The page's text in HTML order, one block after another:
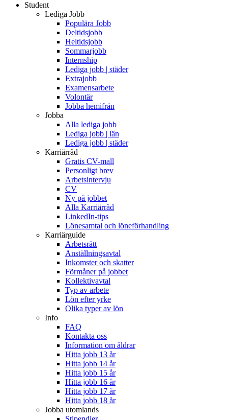
Student
Lediga Jobb
Populära Jobb
Deltidsjobb
Heltidsjobb
Sommarjobb
Internship
Lediga jobb | städer
Extrajobb
Examensarbete
Volontär
Jobba hemifrån
Jobba
Alla lediga jobb
Lediga jobb | län
Lediga jobb | städer
Karriärråd
Gratis CV-mall
Personligt brev
Arbetsintervju
CV
Ny på jobbet
Alla Karriärråd
LinkedIn-tips
Lönesamtal och löneförhandling
Karriärguide
Arbetsrätt
Anställningsavtal
Inkomster och skatter
Förmåner på jobbet
Kollektivavtal
Typ av arbete
Lön efter yrke
Olika typer av lön
Info
FAQ
Kontakta oss
Information om åldrar
Hitta jobb 13 år
Hitta jobb 14 år
Hitta jobb 15 år
Hitta jobb 16 år
Hitta jobb 17 år
Hitta jobb 18 år
Jobba utomlands